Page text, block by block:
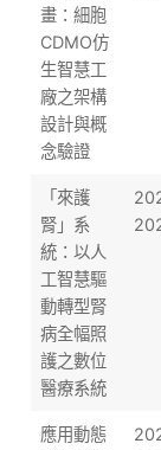
畫：細胞
CDMO仿
生智慧工
廠之架構
設計與概
念驗證
「來護
腎」系
統：以人
工智慧驅
動轉型腎
病全幅照
護之數位
醫療系統
應用動態